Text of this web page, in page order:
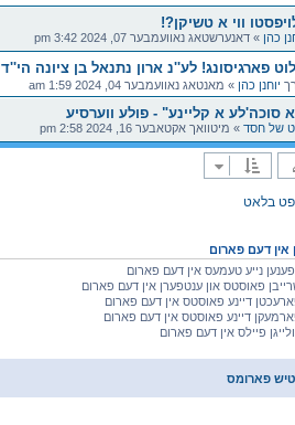
ווי א טשיקן?!
כהן » דאנערשטאג נאוועמבער 07, 2024 3:42 pm
פארגיסונג! לע''נ ארון נתנאל בן ציונה הי''ד
יוחנן כהן » מאנטאג נאוועמבער 04, 2024 1:59 am
"א סוכה'לע א קליינע" - פולע ווערסיע
של חסד » מיטוואך אקטאבער 16, 2024 2:58 pm
בלאט
אין דעם פארום
נייע טעמעס אין דעם פארום
פאוסטס און ענטפערן אין דעם פארום
דיינע פאוסטס אין דעם פארום
דיינע פאוסטס אין דעם פארום
פיילס אין דעם פארום
פארומס